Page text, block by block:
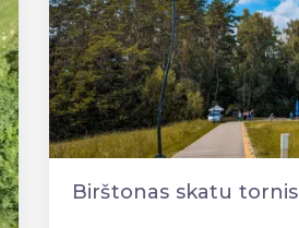
Birštonas skatu tornis